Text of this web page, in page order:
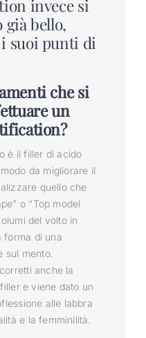
invece si
già bello,
suoi punti di
che si
un
è il filler di acido
da migliorare il
quello che
o “Top model
del volto in
forma di una
sul mento.
anche la
e viene dato un
alle labbra
e la femminilità.